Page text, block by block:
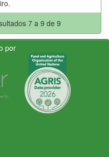
7 a 9 de 9
por